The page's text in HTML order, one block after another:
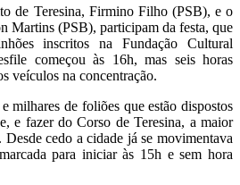
de Teresina, Firmino Filho (PSB), e o
Martins (PSB), participam da festa, que
inscritos na Fundação Cultural
começou às 16h, mas seis horas
veículos na concentração.
milhares de foliões que estão dispostos
e fazer do Corso de Teresina, a maior
cedo a cidade já se movimentava
para iniciar às 15h e sem hora